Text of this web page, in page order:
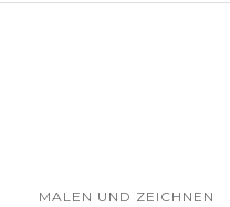
MALEN UND ZEICHNEN